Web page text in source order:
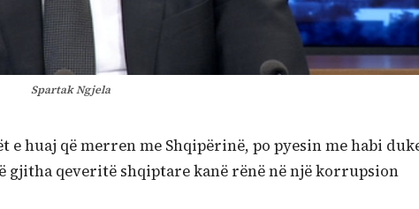
Spartak Ngjela
e huaj që merren me Shqipërinë, po pyesin me habi
gjitha qeveritë shqiptare kanë rënë në një korrupsion